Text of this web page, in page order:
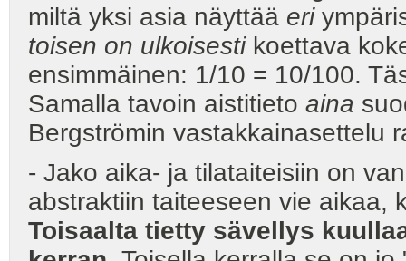
miltä yksi asia näyttää eri
toisen on ulkoisestikoettava
ensimmäinen: 1/10 = 10/100.
Samalla tavoin aistitieto aina
Bergströmin vastakkainasettelu
- Jako aika- ja tilataiteisiin on
abstraktiin taiteeseen vie aikaa,
Toisaalta tietty sävellys